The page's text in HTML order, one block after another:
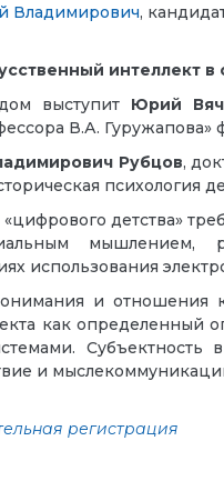
Владимирович,
интеллект
выступит Юрий
В.А. Гуружапова»
Рубцов,
психология
детства»
мышлением,
использования
и отношения к
как
и
регистрация